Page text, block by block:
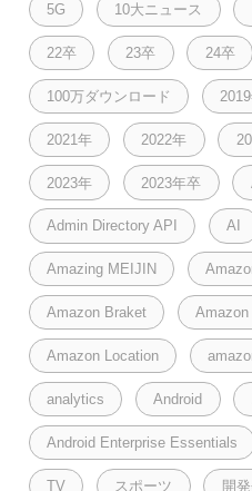
5G 10大ニュース
22卒 23卒 24卒
100万ダウンロード
2021年 2022年
2023年 2023年卒
Admin Directory API AI
Amazing MEIJIN
Amazon Braket Amazon
Amazon Location
analytics Android
Android Enterprise Essentials
TV スポーツ 開